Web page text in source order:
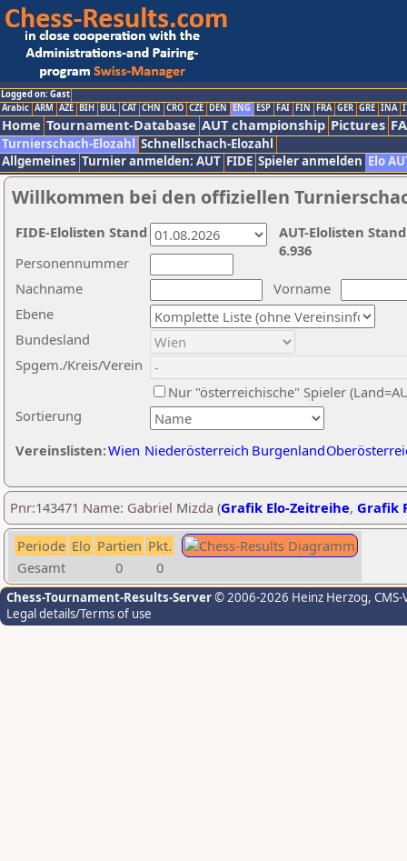
Logged on: Gast
Arabic ARM AZE BIH BUL CAT CHN CRO CZE DEN ENG ESP FAI FIN FRA GER GRE INA
Home Tournament-Database AUT championship Pictures
Turnierschach-Elozahl Schnellschach-Elozahl
Allgemeines Turnier anmelden: AUT FIDE Spieler anmelden Elo
Willkommen bei den offiziellen
Nachname
Vorname
Ebene
Sortierung
Personennummer
Bundesland
Spgem./Kreis/Verein
Nur "österreichische" Spieler
Vereinslisten:Wien Niederösterreich Burgenland
AUT-Elolisten
6.936
FIDE-Elolisten Stand
Pnr:143471 Name: Gabriel Mizda (Grafik Elo-Zeitreihe, Grafik
Periode Elo Partien Pkt.
Gesamt
0 0
Chess-Tournament-Results-Server© 2006-2026 Heinz Herzog,
Legal details/Terms of use